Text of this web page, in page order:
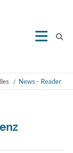
News - Reader